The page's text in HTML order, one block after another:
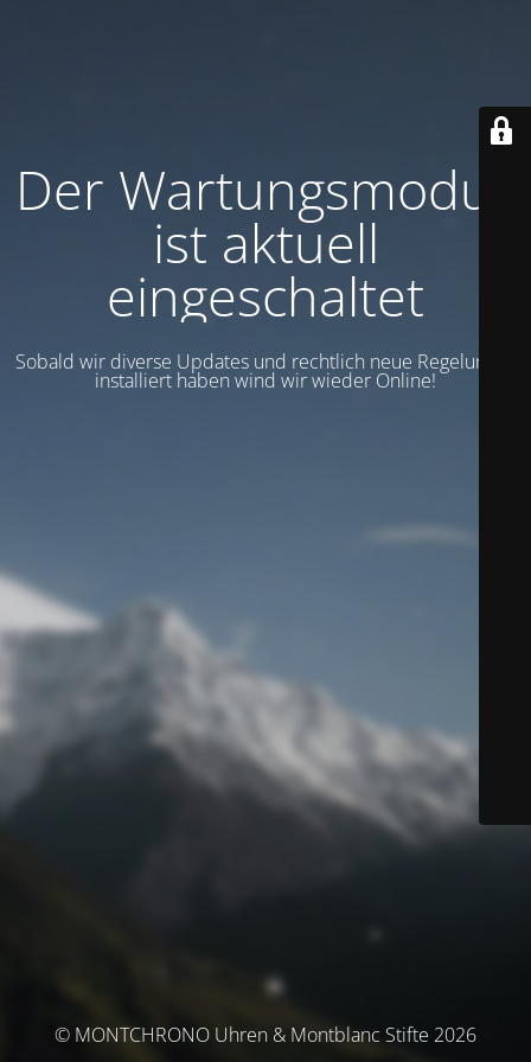
Der Wartungsmodus
ist aktuell
eingeschaltet
Sobald wir diverse Updates und rechtlich neue Regelungen
installiert haben wind wir wieder Online!
© MONTCHRONO Uhren & Montblanc Stifte 2026